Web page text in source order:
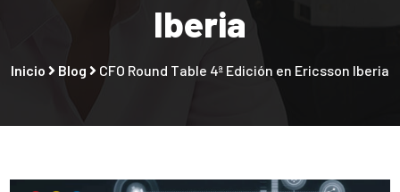
Iberia
Inicio Blog CFO Round Table 4ª Edición en Ericsson Iberia